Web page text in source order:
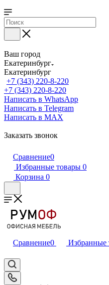
Ваш город
Екатеринбург
Екатеринбург
+7 (343) 220-8-220
+7 (343) 220-8-220
Написать в WhatsApp
Написать в Telegram
Написать в MAX
Заказать звонок
Сравнение0
Избранные товары 0
Корзина 0
Сравнение0 Избранные